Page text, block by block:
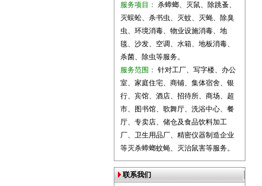
服务项目： 杀蟑螂、灭鼠、除跳蚤、
灭蜈蚣、杀书虫、灭蚊、灭蝇、除臭
虫、环境消毒、物业设施消毒、地
毯、沙发、空调、水箱、地板消毒、
杀菌、除虫等服务。
服务范围： 针对工厂、写字楼、办公
室、家庭住宅、商铺、集体宿舍、银
行、宾馆、酒店、招待所、商场、超
市、图书馆、歌舞厅、洗浴中心、餐
厅、专卖店、储仓及食品饮料加工
厂、卫生用品厂、精密仪器制造企业
等灭杀蟑螂蚊蝇、灭治鼠害等服务。
联系我们